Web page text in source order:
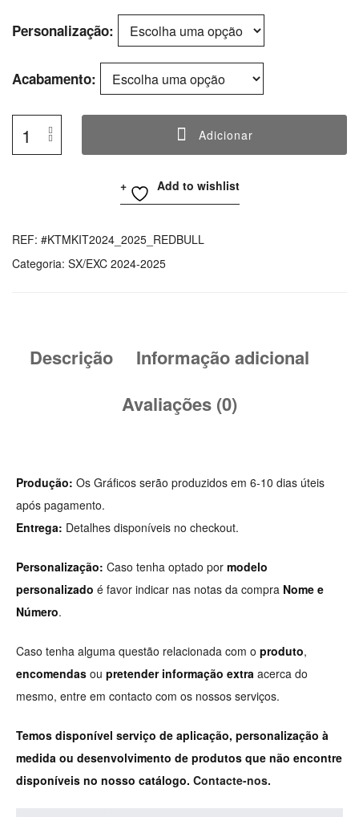
Personalização
Acabamento
Quantidade
Graphics
Kit
Adicionar
Add to wishlist
REF: #KTMKIT2024_2025_REDBULL
Categoria: SX/EXC 2024-2025
Descrição
Informação adicional
Avaliações (0)
Produção: Os Gráficos serão produzidos em 6-10 dias úteis
após pagamento.
Entrega: Detalhes disponíveis no checkout.
Personalização: Caso tenha optado por modelo
personalizado é favor indicar nas notas da compra Nome e
Número.
Caso tenha alguma questão relacionada com o produto,
encomendas ou pretender informação extra acerca do
mesmo, entre em contacto com os nossos serviços.
Temos disponível serviço de aplicação, personalização à
medida ou desenvolvimento de produtos que não encontre
disponíveis no nosso catálogo. Contacte-nos.